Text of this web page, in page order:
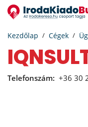
Kezdőlap Cégek
Telefonszám: +36 30